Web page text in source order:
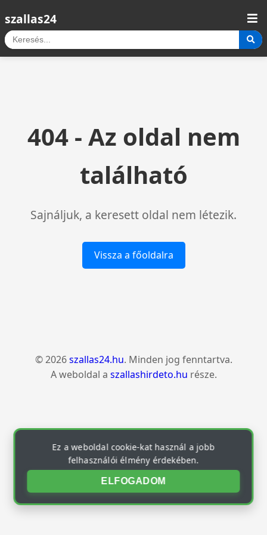
szallas24
404 - Az oldal nem
található
Sajnáljuk, a keresett oldal nem létezik.
Vissza a főoldalra
© 2026szallas24.hu. Minden jog fenntartva.
A weboldal a szallashirdeto.hu része.
Ez a weboldal cookie-kat használ a jobb
felhasználói élmény érdekében.
ELFOGADOM